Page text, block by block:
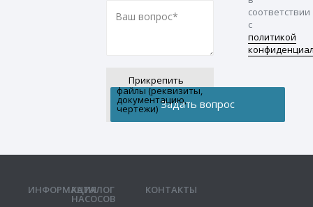
Прикрепить
файлы (реквизиты,
документацию,
чертежи)
соответствии
с
политикой
КОНТАКТЫ
ИНФОРМАЦИЯ
КАТАЛОГ
НАСОСОВ